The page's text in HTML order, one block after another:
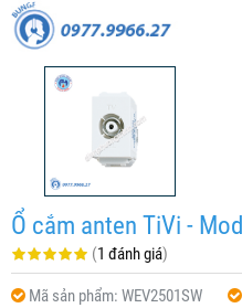
Ổ cắm anten TiVi -
(1 đánh giá)
Mã sản phẩm: WEV2501SW